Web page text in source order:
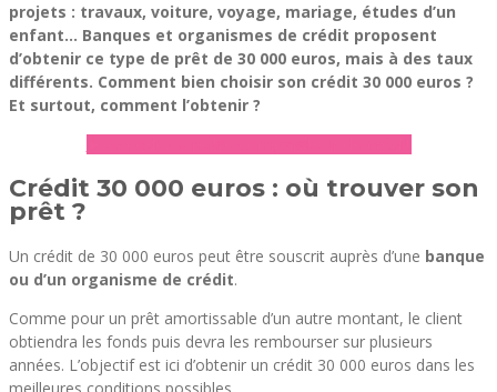
projets : travaux, voiture, voyage, mariage, études d’un
enfant… Banques et organismes de crédit proposent
d’obtenir ce type de prêt de 30 000 euros, mais à des taux
différents. Comment bien choisir son crédit 30 000 euros ?
Et surtout, comment l’obtenir ?
Crédit 30 000 euros : où trouver son
prêt ?
Un crédit de 30 000 euros peut être souscrit auprès d’une banque
ou d’un organisme de crédit.
Comme pour un prêt amortissable d’un autre montant, le client
obtiendra les fonds puis devra les rembourser sur plusieurs
années. L’objectif est ici d’obtenir un crédit 30 000 euros dans les
meilleures conditions possibles.